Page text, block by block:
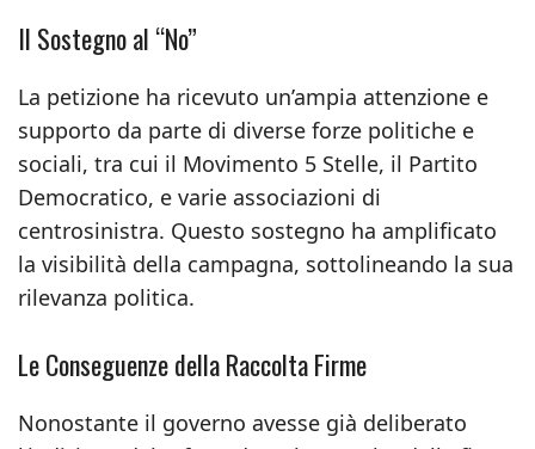
Il Sostegno al “No”
La petizione ha ricevuto un’ampia attenzione e
supporto da parte di diverse forze politiche e
sociali, tra cui il Movimento 5 Stelle, il Partito
Democratico, e varie associazioni di
centrosinistra. Questo sostegno ha amplificato
la visibilità della campagna, sottolineando la sua
rilevanza politica.
Le Conseguenze della Raccolta Firme
Nonostante il governo avesse già deliberato